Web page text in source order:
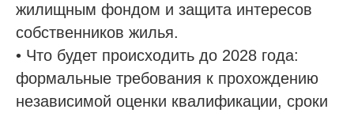
жилищным фондом и защита интересов
собственников жилья.
• Что будет происходить до 2028 года:
формальные требования к прохождению
независимой оценки квалификации, сроки